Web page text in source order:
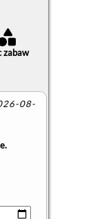
zabaw
08-